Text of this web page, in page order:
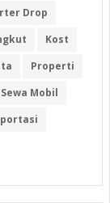
Drop
Kost
Properti
Sewa Mobil